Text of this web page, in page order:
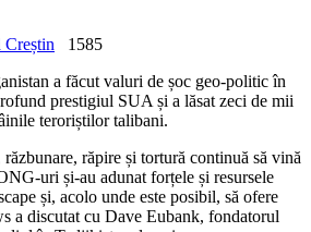
Creștin
1585
a făcut valuri de șoc geo-politic în
prestigiul SUA și a lăsat zeci de mii
teroriștilor talibani.
răpire și tortură continuă să vină
uri și-au adunat forțele și resursele
și, acolo unde este posibil, să ofere
a discutat cu Dave Eubank, fondatorul